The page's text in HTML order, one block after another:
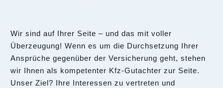
Wir sind auf Ihrer Seite – und das mit voller
Überzeugung! Wenn es um die Durchsetzung Ihrer
Ansprüche gegenüber der Versicherung geht, stehen
wir Ihnen als kompetenter Kfz-Gutachter zur Seite.
Unser Ziel? Ihre Interessen zu vertreten und